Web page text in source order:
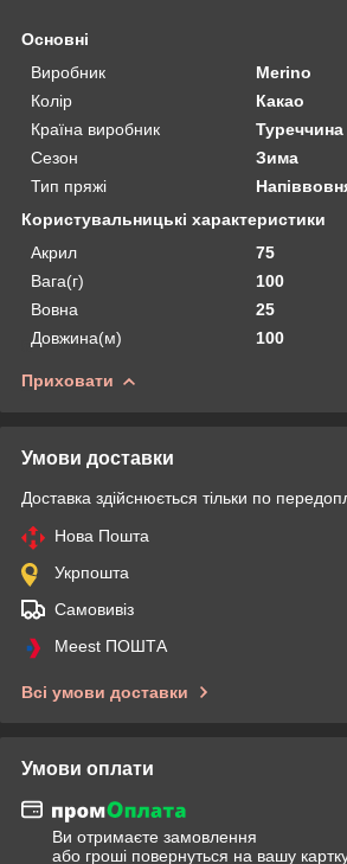
Основні
Виробник
Merino
Колір
Какао
Країна виробник
Туреччина
Сезон
Зима
Тип пряжі
Користувальницькі характеристики
Акрил
75
Вага(г)
100
Вовна
25
Довжина(м)
100
Приховати
Умови доставки
Доставка здійснюється тільки по
Нова Пошта
Укрпошта
Самовивіз
Meest ПОШТА
Всі умови доставки
Умови оплати
Ви отримаєте замовлення
або гроші повернуться на вашу